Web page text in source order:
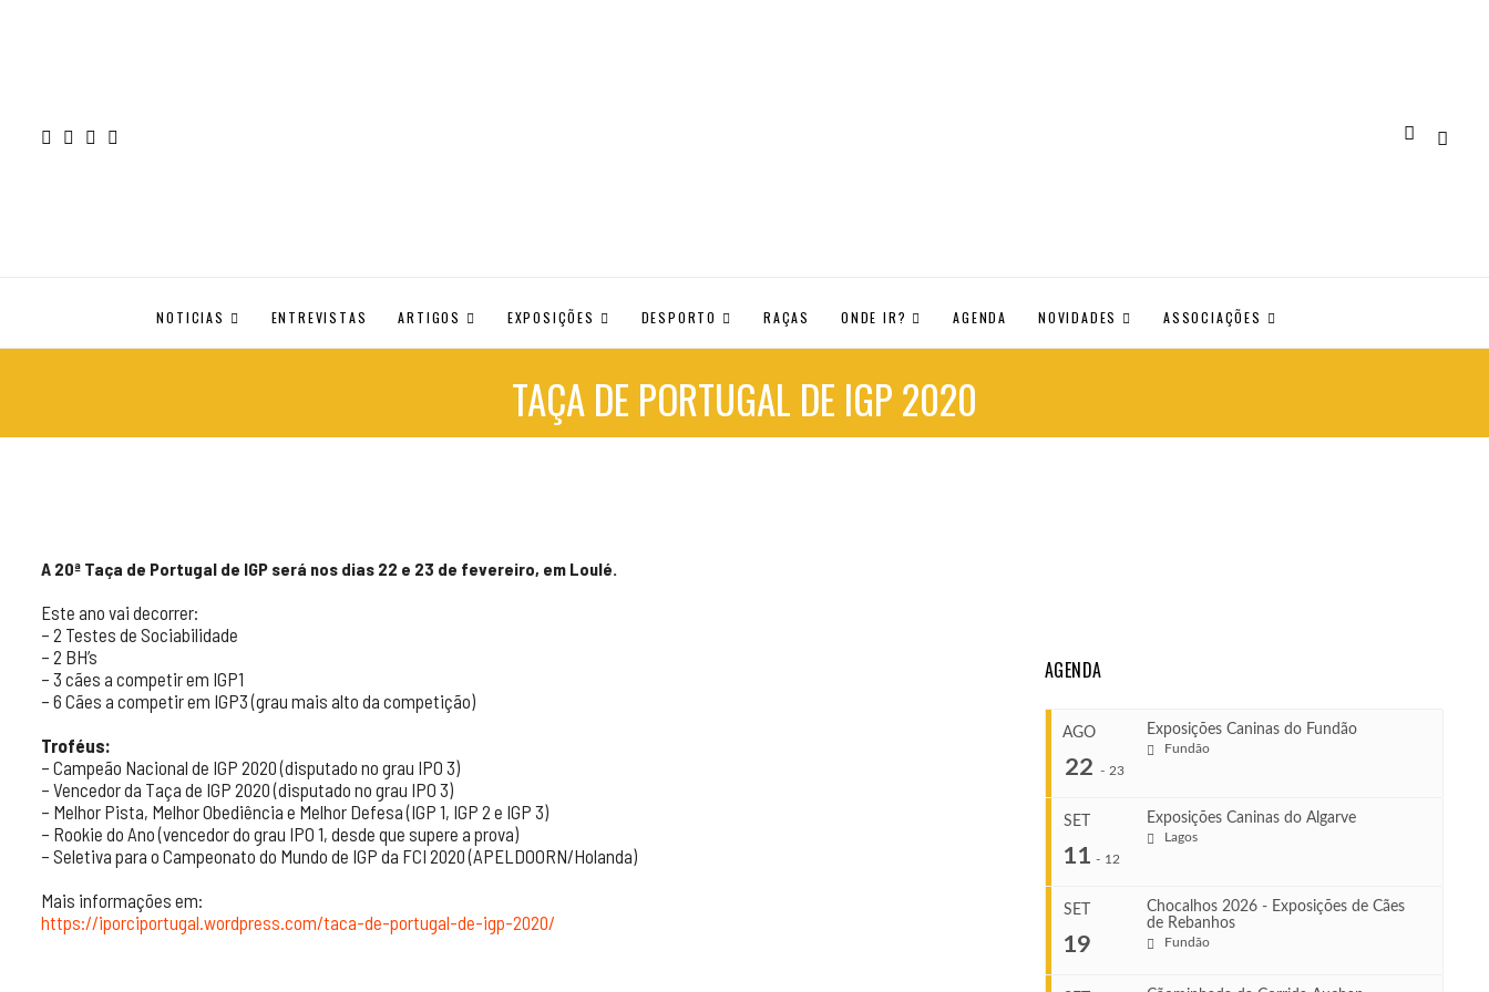
NOTICIAS ENTREVISTAS ARTIGOS EXPOSIÇÕES DESPORTO RAÇAS ONDE IR? AGENDA NOVIDADES ASSOCIAÇÕES
TAÇA DE PORTUGAL DE IGP 2020
A 20ª Taça de Portugal de IGP será nos dias 22 e 23 de fevereiro, em Loulé.
Este ano vai decorrer:
– 2 Testes de Sociabilidade
– 2 BH’s
– 3 cães a competir em IGP1
– 6 Cães a competir em IGP3 (grau mais alto da competição)
Troféus:
– Campeão Nacional de IGP 2020 (disputado no grau IPO 3)
– Vencedor da Taça de IGP 2020 (disputado no grau IPO 3)
– Melhor Pista, Melhor Obediência e Melhor Defesa (IGP 1, IGP 2 e IGP 3)
– Rookie do Ano (vencedor do grau IPO 1, desde que supere a prova)
– Seletiva para o Campeonato do Mundo de IGP da FCI 2020 (APELDOORN/Holanda)
Mais informações em:
https://iporciportugal.wordpress.com/taca-de-portugal-de-igp-2020/
AGENDA
AGO
22 - 23
Exposições Caninas do Fundão
Fundão
Ago 22, 2026
SET
11 - 12
Exposições Caninas do Algarve
Lagos
SET
19
Chocalhos 2026 - Exposições de Cães
de Rebanhos
Fundão